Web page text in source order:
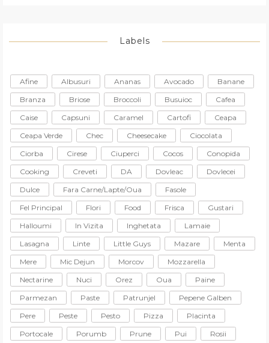
Labels
Afine Albusuri Ananas Avocado
Banane
Branza
Briose Broccoli Busuioc
Cafea
Caise
Capsuni Caramel Cartofi
Ceapa
Ceapa Verde
Chec Cheesecake
Ciocolata
Ciorba
Cirese Ciuperci Cocos
Conopida
Cooking
Creveti DA Dovleac
Dovlecei
Dulce
Fara Carne/lapte/oua
Fasole
Fel Principal
Flori Food Frisca
Gustari
Halloumi
In Vizita Inghetata
Lamaie
Lasagna
Linte Little Guys Mazare
Menta
Mere
Mic Dejun Morcov
Mozzarella
Nectarine
Nuci Orez Oua
Paine
Parmezan
Paste Patrunjel
Pepene Galben
Pere
Peste Pesto Pizza
Placinta
Portocale
Porumb Prune Pui
Rosii